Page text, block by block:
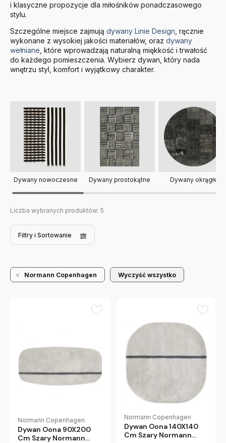
i klasyczne propozycje dla miłośników ponadczasowego
stylu.
Szczególne miejsce zajmują dywany Linie Design , ręcznie
wykonane z wysokiej jakości materiałów, oraz dywany
wełniane , które wprowadzają naturalną miękkość i trwałość
do każdego pomieszczenia. Wybierz dywan, który nada
wnętrzu styl, komfort i wyjątkowy charakter.
Dywany nowoczesne Dywany prostokątne Dywany okrągłe
Liczba wybranych produktów: 5
Filtry i Sortowanie
Normann Copenhagen Wyczyść wszystko
Normann Copenhagen
Dywan Oona 90X200
Cm Szary Normann
Normann Copenhagen
Dywan Oona 140X140
Cm Szary Normann